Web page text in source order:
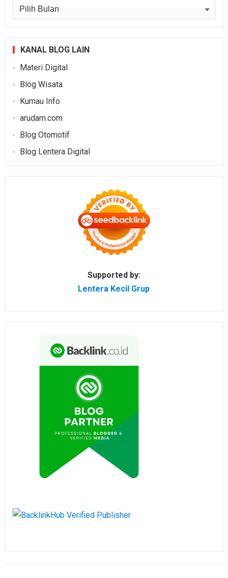
Arsip
KANAL BLOG LAIN
Materi Digital
Blog Wisata
Kumau Info
arudam.com
Blog Otomotif
Blog Lentera Digital
Supported by:
Lentera Kecil Grup